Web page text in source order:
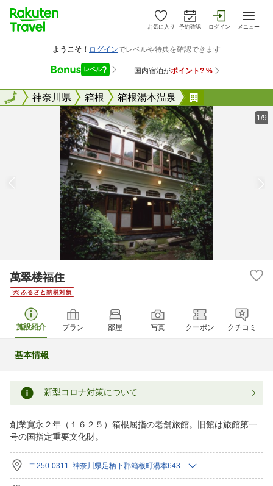
お気に入り 予約確認 ログイン メニュー
全国神奈川県 箱根 箱根湯本温泉
全国
1/9
萬翠楼福住
施設紹介 プラン 部屋 写真 クーポン クチコミ
基本情報
新型コロナ対策について
創業寛永２年（１６２５）箱根屈指の老舗旅館。旧館は旅館第一
号の国指定重要文化財。
〒250-0311 神奈川県足柄下郡箱根町湯本643